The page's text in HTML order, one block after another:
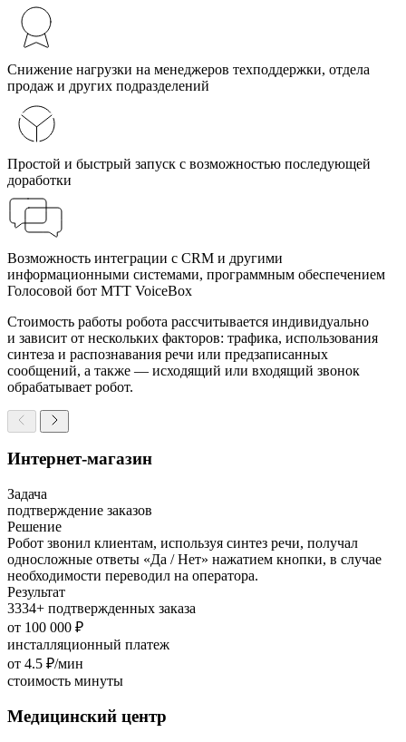
Снижение нагрузки на менеджеров техподдержки, отдела
продаж и других подразделений
Простой и быстрый запуск с возможностью последующей
доработки
Возможность интеграции с CRM и другими
информационными системами, программным обеспечением
Голосовой бот МТТ VoiceBox
Стоимость работы робота рассчитывается индивидуально
и зависит от нескольких факторов: трафика, использования
синтеза и распознавания речи или предзаписанных
сообщений, а также — исходящий или входящий звонок
обрабатывает робот.
Интернет-магазин
Задача
подтверждение заказов
Решение
Робот звонил клиентам, используя синтез речи, получал
односложные ответы «Да / Нет» нажатием кнопки, в случае
необходимости переводил на оператора.
Результат
3334+ подтвержденных заказа
от 100 000 ₽
инсталляционный платеж
от 4.5 ₽/мин
стоимость минуты
Медицинский центр